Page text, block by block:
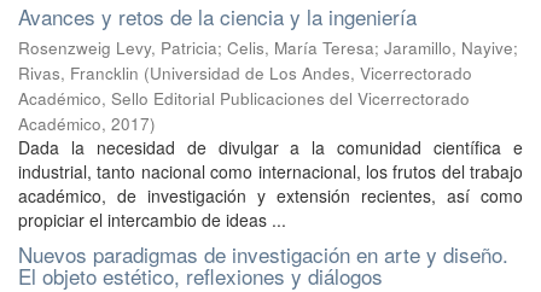
Avances y retos de la ciencia y la ingeniería
Rosenzweig Levy, Patricia; Celis, María Teresa; Jaramillo, Nayive;
Rivas, Francklin (Universidad de Los Andes, Vicerrectorado
Académico, Sello Editorial Publicaciones del Vicerrectorado
Académico, 2017)
Dada la necesidad de divulgar a la comunidad científica e
industrial, tanto nacional como internacional, los frutos del trabajo
académico, de investigación y extensión recientes, así como
propiciar el intercambio de ideas ...
Nuevos paradigmas de investigación en arte y diseño.
El objeto estético, reflexiones y diálogos